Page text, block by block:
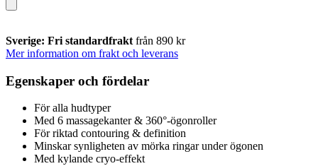
Sverige: Fri standardfrakt från 890 kr
Mer information om frakt och leverans
Egenskaper och fördelar
För alla hudtyper
Med 6 massagekanter & 360°-ögonroller
För riktad contouring & definition
Minskar synligheten av mörka ringar under ögonen
Med kylande cryo-effekt